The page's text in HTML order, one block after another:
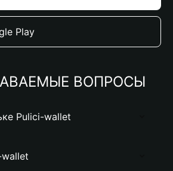
Play
ВОПРОСЫ
Pulici-wallet